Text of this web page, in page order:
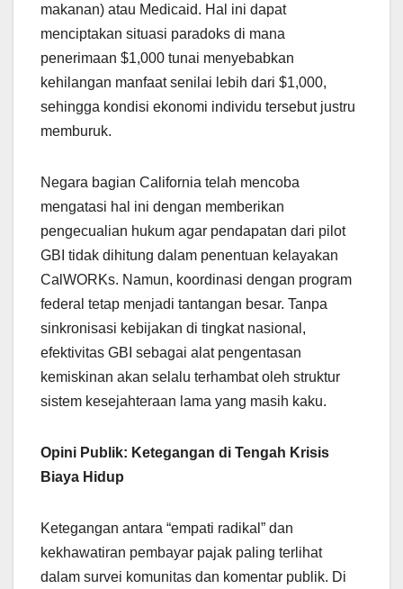
makanan) atau Medicaid. Hal ini dapat
menciptakan situasi paradoks di mana
penerimaan $1,000 tunai menyebabkan
kehilangan manfaat senilai lebih dari $1,000,
sehingga kondisi ekonomi individu tersebut justru
memburuk.
Negara bagian California telah mencoba
mengatasi hal ini dengan memberikan
pengecualian hukum agar pendapatan dari pilot
GBI tidak dihitung dalam penentuan kelayakan
CalWORKs. Namun, koordinasi dengan program
federal tetap menjadi tantangan besar. Tanpa
sinkronisasi kebijakan di tingkat nasional,
efektivitas GBI sebagai alat pengentasan
kemiskinan akan selalu terhambat oleh struktur
sistem kesejahteraan lama yang masih kaku.
Opini Publik: Ketegangan di Tengah Krisis
Biaya Hidup
Ketegangan antara “empati radikal” dan
kekhawatiran pembayar pajak paling terlihat
dalam survei komunitas dan komentar publik. Di